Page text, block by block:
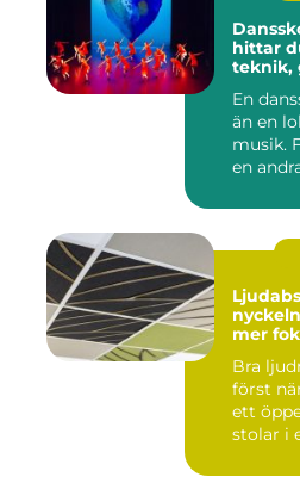
hittar
teknik,
En
än en
musik.
en
mer
Bra
först
ett
stolar i